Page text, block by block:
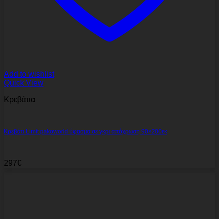
Add to wishlist
Quick View
Κρεβάτια
Κρεβάτι Limit pakoworld ύφασμα σε γκρι απόχρωση 90×200εκ
297€